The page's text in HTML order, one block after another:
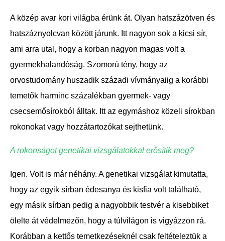
A közép avar kori világba érünk át. Olyan hatszázötven és
hatszáznyolcvan között járunk. Itt nagyon sok a kicsi sír,
ami arra utal, hogy a korban nagyon magas volt a
gyermekhalandóság. Szomorú tény, hogy az
orvostudomány huszadik századi vívmányaiig a korábbi
temetők harminc százalékban gyermek- vagy
csecsemősírokból álltak. Itt az egymáshoz közeli sírokban
rokonokat vagy hozzátartozókat sejthetünk.
A rokonságot genetikai vizsgálatokkal erősítik meg?
Igen. Volt is már néhány. A genetikai vizsgálat kimutatta,
hogy az egyik sírban édesanya és kisfia volt található,
egy másik sírban pedig a nagyobbik testvér a kisebbiket
ölelte át védelmezőn, hogy a túlvilágon is vigyázzon rá.
Korábban a kettős temetkezéseknél csak feltételeztük a